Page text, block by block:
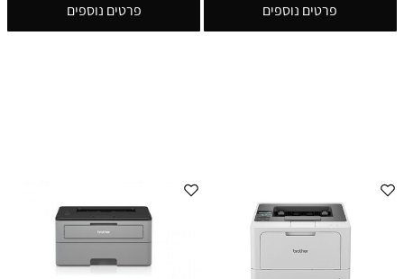
פרטים נוספים פרטים נוספים